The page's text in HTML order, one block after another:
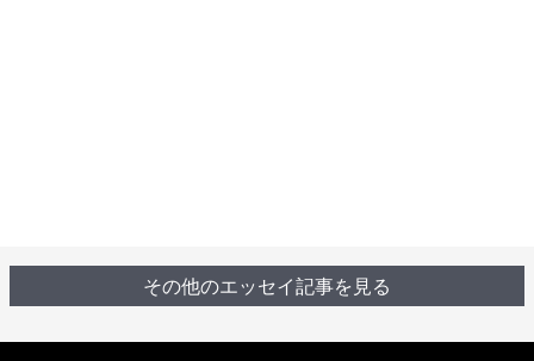
その他のエッセイ記事を見る